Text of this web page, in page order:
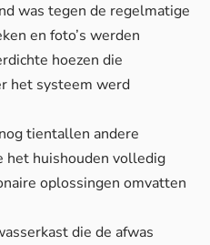
was tegen de regelmatige
en foto’s werden
hoezen die
het systeem werd
tientallen andere
het huishouden volledig
oplossingen omvatten
die de afwas